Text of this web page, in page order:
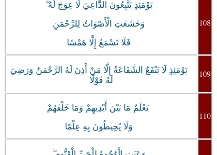
يَوْمَئِذٍ يَتَّبِعُونَ الدَّاعِيَ لَا عِوَجَ لَهُ ۖ
وَخَشَعَتِ الْأَصْوَاتُ لِلرَّحْمَنِ
فَلَا تَسْمَعُ إِلَّا هَمْسًا
108
يَوْمَئِذٍ لَا تَنْفَعُ الشَّفَاعَةُ إِلَّا مَنْ أَذِنَ لَهُ الرَّحْمَنُ وَرَضِيَ
لَهُ قَوْلًا
109
‏يَعْلَمُ مَا بَيْنَ أَيْدِيهِمْ وَمَا خَلْفَهُمْ
وَلَا يُحِيطُونَ بِهِ عِلْمًا
110